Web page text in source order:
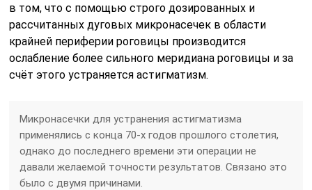
в том, что с помощью строго дозированных и
рассчитанных дуговых микронасечек в области
крайней периферии роговицы производится
ослабление более сильного меридиана роговицы и за
счёт этого устраняется астигматизм.
Микронасечки для устранения астигматизма
применялись с конца 70-х годов прошлого столетия,
однако до последнего времени эти операции не
давали желаемой точности результатов. Связано это
было с двумя причинами.